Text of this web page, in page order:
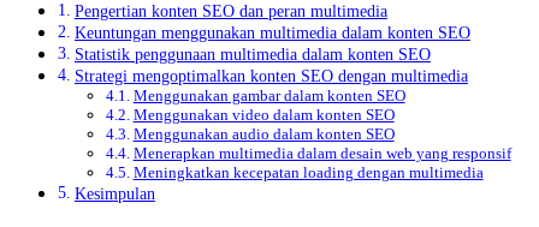
Pengertian konten SEO dan peran multimedia
Keuntungan menggunakan multimedia dalam konten SEO
Statistik penggunaan multimedia dalam konten SEO
Strategi mengoptimalkan konten SEO dengan multimedia
Menggunakan gambar dalam konten SEO
Menggunakan video dalam konten SEO
Menggunakan audio dalam konten SEO
Menerapkan multimedia dalam desain web yang responsif
Meningkatkan kecepatan loading dengan multimedia
Kesimpulan